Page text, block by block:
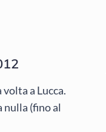
a Lucca.
nulla (fino al